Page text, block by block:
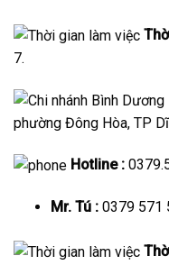
7.
phường Đông Hòa, TP
Hotline :
Mr. Tú :0379 571